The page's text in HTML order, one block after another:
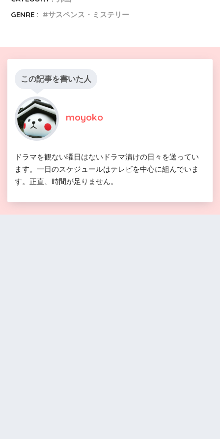
GENRE :
サスペンス・ミステリー
この記事を書いた人
moyoko
ドラマを観ない曜日はないドラマ漬けの日々を送ってい
ます。一日のスケジュールはテレビを中心に組んでいま
す。正直、時間が足りません。